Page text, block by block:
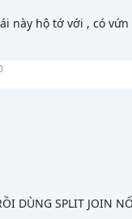
này hộ tớ với , có
DÙNG SPLIT JOIN